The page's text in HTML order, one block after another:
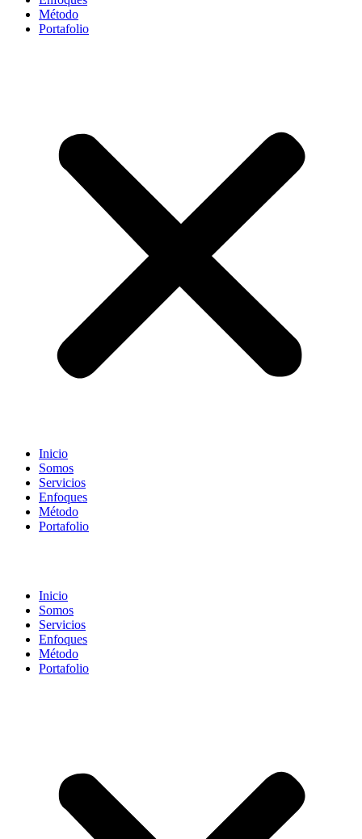
Método
Portafolio
Inicio
Somos
Servicios
Enfoques
Método
Portafolio
Inicio
Somos
Servicios
Enfoques
Método
Portafolio